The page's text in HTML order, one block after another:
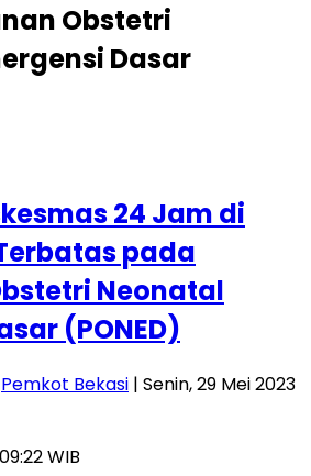
Obstetri
Dasar
24 Jam di
pada
Neonatal
(PONED)
Pemkot Bekasi | Senin, 29 Mei 2023
WIB